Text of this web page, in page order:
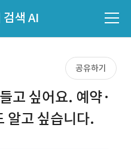
검색 AI
공유하기
고 싶어요. 예약·
알고 싶습니다.